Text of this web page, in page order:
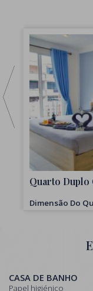
Quarto Duplo
Dimensão Do
CASA DE BANHO
Papel higiénico